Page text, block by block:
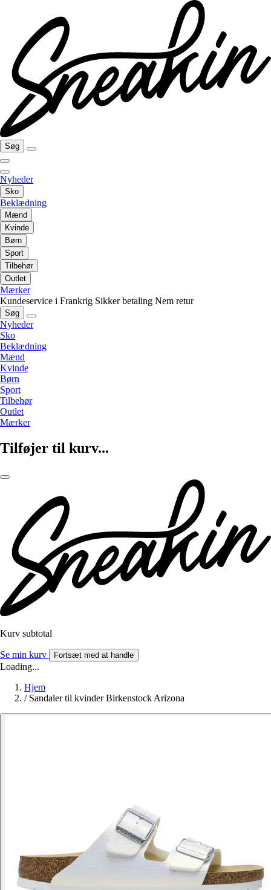
Søg
Nyheder
Sko
Beklædning
Mænd
Kvinde
Børn
Sport
Tilbehør
Outlet
Mærker
Kundeservice i Frankrig Sikker betaling Nem retur
Søg
Nyheder
Sko
Beklædning
Mænd
Kvinde
Børn
Sport
Tilbehør
Outlet
Mærker
Tilføjer til kurv...
Kurv subtotal
Se min kurv Fortsæt med at handle
Loading...
Hjem
/ Sandaler til kvinder Birkenstock Arizona